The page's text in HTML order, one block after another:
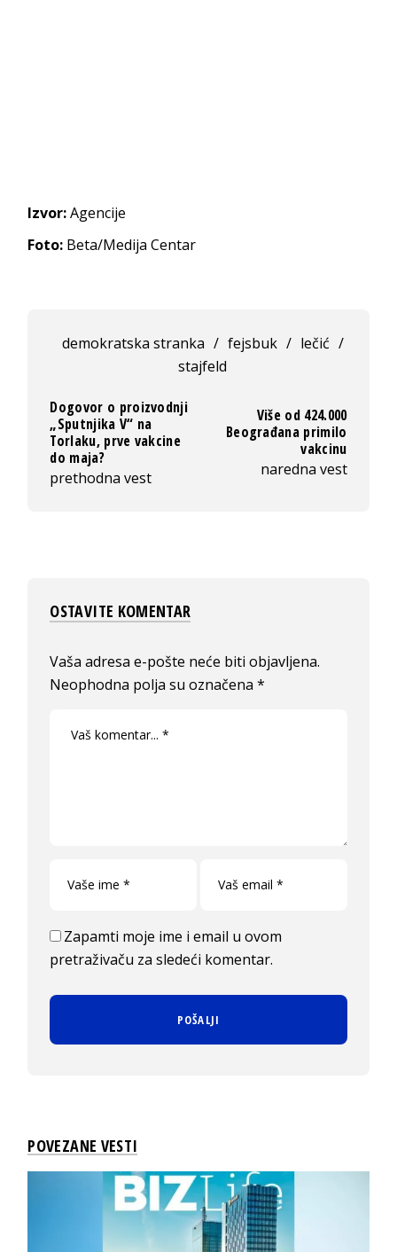
Izvor:Agencije
Foto: Beta/Medija Centar
demokratska stranka / fejsbuk / lečić /
stajfeld
Dogovor o proizvodnji
„Sputnjika V“ na
Torlaku, prve vakcine
do maja?
prethodna vest
Više od 424.000
Beograđana primilo
vakcinu
naredna vest
OSTAVITE KOMENTAR
Vaša adresa e-pošte neće biti objavljena.
Neophodna polja su označena*
Zapamti moje ime i email u ovom
pretraživaču za sledeći komentar.
POVEZANE VESTI